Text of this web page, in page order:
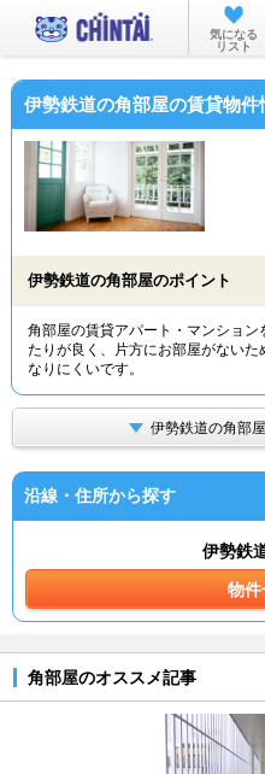
お部
気になる
リスト
伊勢鉄道の角部屋の賃貸物件
伊勢鉄道の角部屋のポイント
角部屋の賃貸アパート・マンショ
たりが良く、片方にお部屋がない
なりにくいです。
伊勢鉄道の角部
沿線・住所から探す
伊勢鉄
物件
角部屋のオススメ記事